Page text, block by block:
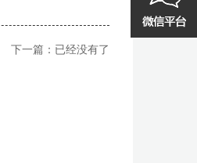
下一篇：已经没有了